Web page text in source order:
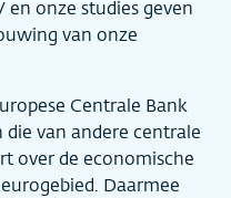
en onze studies geven
van onze
Centrale Bank
die van andere centrale
over de economische
Daarmee